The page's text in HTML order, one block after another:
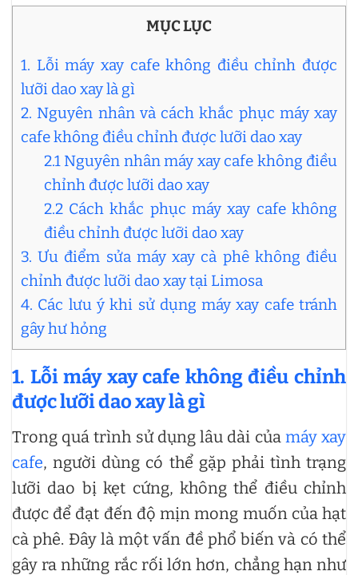
MỤC LỤC
1. Lỗi máy xay cafe không điều chỉnh được
lưỡi dao xay là gì
2. Nguyên nhân và cách khắc phục máy xay
cafe không điều chỉnh được lưỡi dao xay
2.1 Nguyên nhân máy xay cafe không điều
chỉnh được lưỡi dao xay
2.2 Cách khắc phục máy xay cafe không
điều chỉnh được lưỡi dao xay
3. Ưu điểm sửa máy xay cà phê không điều
chỉnh được lưỡi dao xay tại Limosa
4. Các lưu ý khi sử dụng máy xay cafe tránh
gây hư hỏng
1. Lỗi máy xay cafe không điều chỉnh
được lưỡi dao xay là gì
Trong quá trình sử dụng lâu dài của máy xay
cafe, người dùng có thể gặp phải tình trạng
lưỡi dao bị kẹt cứng, không thể điều chỉnh
được để đạt đến độ mịn mong muốn của hạt
cà phê. Đây là một vấn đề phổ biến và có thể
gây ra những rắc rối lớn hơn, chẳng hạn như